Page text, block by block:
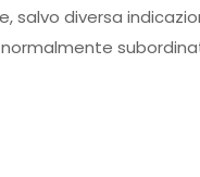
salvo diversa